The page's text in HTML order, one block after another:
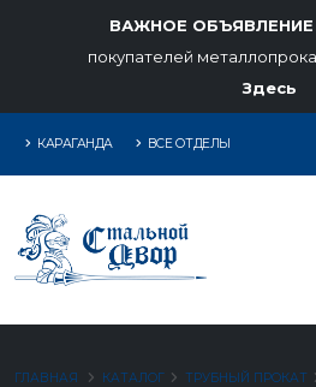
ВАЖНОЕ ОБЪЯВЛЕНИЕ
покупателей
Здесь
КАРАГАНДА ВСЕ ОТДЕЛЫ
ГЛАВНАЯ КАТАЛОГ ТРУБНЫЙ ПРОКАТ